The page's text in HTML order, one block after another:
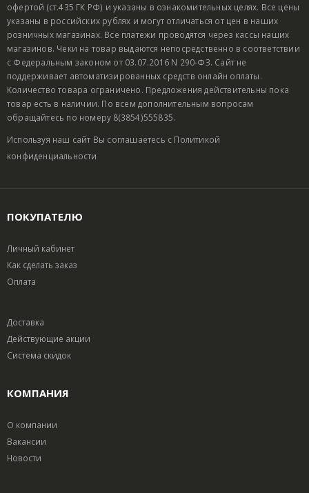
офертой (ст.435 ГК РФ) и указаны в ознакомительных целях. Все цены
указаны в российских рублях и могут отличаться от цен в наших
розничных магазинах. Все платежи проводятся через кассы наших
магазинов. Чеки на товар выдаются непосредственно в соответствии
с Федеральным законом от 03.07.2016 N 290-ФЗ. Сайт не
поддерживает автоматизированных средств онлайн оплаты.
Количество товара ограничено. Предложения действительны пока
товар есть в наличии. По всем дополнительным вопросам
обращайтесь по номеру 8(3854)555835.
Используя наш сайт Вы соглашаетесь с Политикой
конфиденциальности
ПОКУПАТЕЛЮ
Личный кабинет
Как сделать заказ
Оплата
Доставка
Действующие акции
Система скидок
КОМПАНИЯ
О компании
Вакансии
Новости